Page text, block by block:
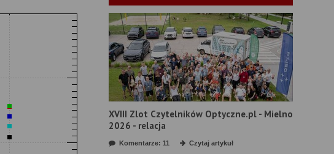
XVIII Zlot Czytelników Optyczne.pl - Mielno
2026 - relacja
Komentarze: 11 Czytaj artykuł